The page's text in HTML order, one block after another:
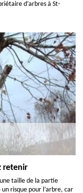
d’arbres à St-
retenir
taille de la partie
risque pour l’arbre, car